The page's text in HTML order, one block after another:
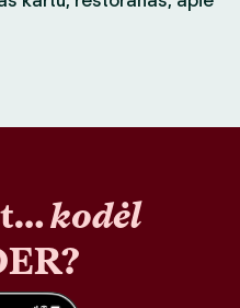
kodėl